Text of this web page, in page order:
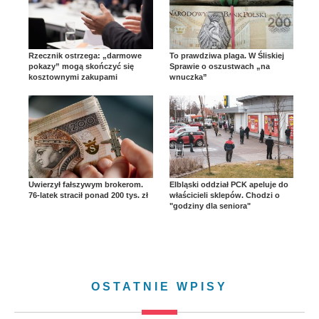
Rzecznik ostrzega: „darmowe
pokazy” mogą skończyć się
kosztownymi zakupami
To prawdziwa plaga. W Śliskiej
Sprawie o oszustwach „na
wnuczka”
Uwierzył fałszywym brokerom.
76-latek stracił ponad 200 tys. zł
Elbląski oddział PCK apeluje do
właścicieli sklepów. Chodzi o
"godziny dla seniora"
OSTATNIE WPISY